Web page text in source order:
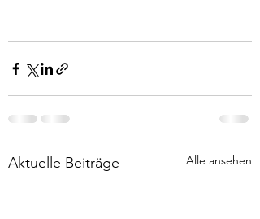
Aktuelle Beiträge Alle ansehen